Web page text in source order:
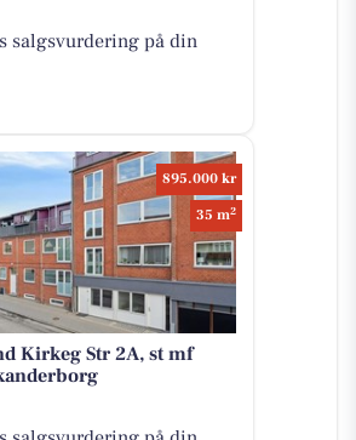
salgsvurdering på din
895.000 kr
35 m2
Kirkeg Str 2A, st mf